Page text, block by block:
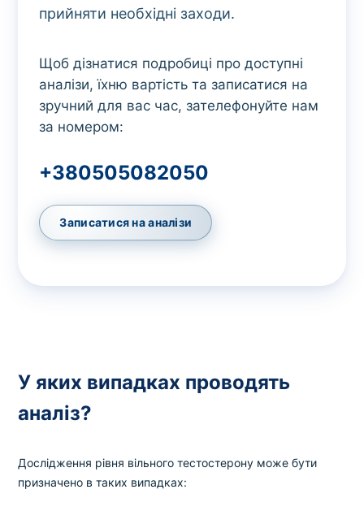
прийняти необхідні заходи.
Щоб дізнатися подробиці про доступні
аналізи, їхню вартість та записатися на
зручний для вас час, зателефонуйте нам
за номером:
+380505082050
Записатися на аналізи
У яких випадках проводять
аналіз?
Дослідження рівня вільного тестостерону може бути
призначено в таких випадках: